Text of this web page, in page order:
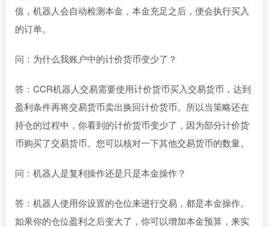
值，机器人会自动检测本金，本金充足之后，便会执行买入
的订单。
问：为什么我账户中的计价货币变少了？
答：CCR机器人交易需要使用计价货币买入交易货币，达到
盈利条件再将交易货币卖出换回计价货币。所以当策略还在
持仓的过程中，你看到的计价货币变少了，因为部分计价货
币购买了交易货币。您可以核对一下其他交易货币的数量。
问：机器人是复利操作还是只是本金操作？
答：机器人使用你设置的仓位来进行交易，都是本金操作。
如果你的仓位盈利之后变大了，你可以增加本金预算，来实